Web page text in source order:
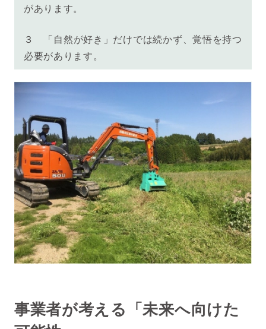
があります。
３ 「自然が好き」だけでは続かず、覚悟を持つ
必要があります。
事業者が考える「未来へ向けた